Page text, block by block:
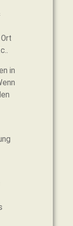
in